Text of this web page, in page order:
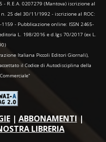
- R.E.A. 0207279 (Mantova) iscrizione al
25 del 30/11/1992 - iscrizione al ROC:
- Pubblicazione online: ISSN 2465-
L. 198/2016 e d.lgs 70/2017 (ex L.
Italiana Piccoli Editori Giornali),
il Codice di Autodisciplina della
| ABBONAMENTI |
LIBRERIA